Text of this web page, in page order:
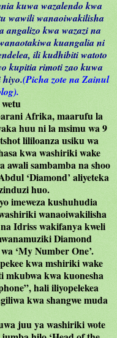
kuwa wazalendo kwa
wawili wanaoiwakilisha
angalizo kwa wazazi na
kuangalia ni
ili kudhibiti watoto
kupitia rimoti zao kuwa
hiyo.(Picha zote na Zainul
Afrika, maarufu la
huu ni la msimu wa 9
lililoanza usiku wa
kwa washiriki wake
sambamba na shoo
‘Diamond’ aliyeteka
huo.
imeweza kushuhudia
wanaoiwakilisha
Idriss wakifanya kweli
Diamond
‘My Number One’.
kwa mshiriki wake
mkubwa kwa kuonesha
hali iliyopelekea
kwa shangwe muda
juu ya washiriki wote